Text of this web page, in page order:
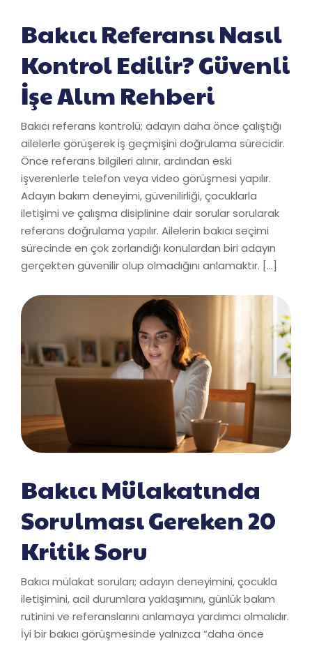
Bakıcı Referansı Nasıl
Kontrol Edilir? Güvenli
İşe Alım Rehberi
Bakıcı referans kontrolü; adayın daha önce çalıştığı
ailelerle görüşerek iş geçmişini doğrulama sürecidir.
Önce referans bilgileri alınır, ardından eski
işverenlerle telefon veya video görüşmesi yapılır.
Adayın bakım deneyimi, güvenilirliği, çocuklarla
iletişimi ve çalışma disiplinine dair sorular sorularak
referans doğrulama yapılır. Ailelerin bakıcı seçimi
sürecinde en çok zorlandığı konulardan biri adayın
gerçekten güvenilir olup olmadığını anlamaktır. […]
Bakıcı Mülakatında
Sorulması Gereken 20
Kritik Soru
Bakıcı mülakat soruları; adayın deneyimini, çocukla
iletişimini, acil durumlara yaklaşımını, günlük bakım
rutinini ve referanslarını anlamaya yardımcı olmalıdır.
İyi bir bakıcı görüşmesinde yalnızca “daha önce